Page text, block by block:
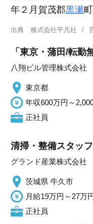
年２月賀茂郡黒瀬
出典 株式会社平凡社
「東京・蒲田/転
八翔ビル管理株式会社
東京都
年収600万円～
正社員
清掃・整備スタッ
グランド産業株式会社
茨城県 牛久市
月給19万円～27万
正社員